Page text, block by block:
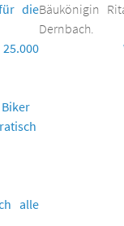
die
alle
Bäukönigin
Dernbach.